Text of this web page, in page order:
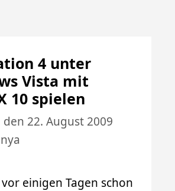
4 unter
Vista mit
10 spielen
den 22. August 2009
einigen Tagen schon